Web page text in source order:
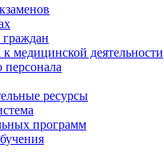
медицинской деятельности
персонала
ресурсы
программ